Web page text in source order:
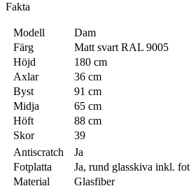
Fakta
Modell
Dam
Färg
Matt svart RAL 9005
Höjd
180 cm
Axlar
36 cm
Byst
91 cm
Midja
65 cm
Höft
88 cm
Skor
39
Antiscratch
Ja
Fotplatta
Ja, rund glasskiva inkl.
Material
Glasfiber